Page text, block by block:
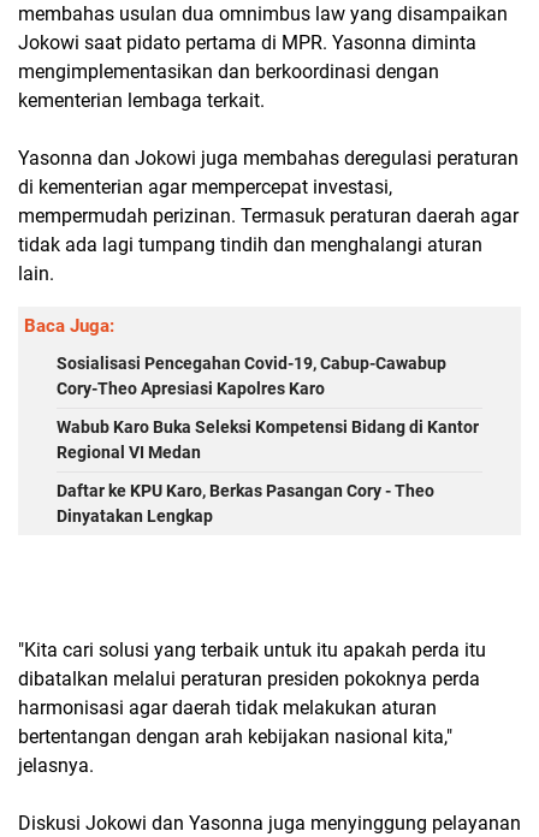
membahas usulan dua omnimbus law yang disampaikan
Jokowi saat pidato pertama di MPR. Yasonna diminta
mengimplementasikan dan berkoordinasi dengan
kementerian lembaga terkait.
Yasonna dan Jokowi juga membahas deregulasi peraturan
di kementerian agar mempercepat investasi,
mempermudah perizinan. Termasuk peraturan daerah agar
tidak ada lagi tumpang tindih dan menghalangi aturan
lain.
Baca Juga:
Sosialisasi Pencegahan Covid-19, Cabup-Cawabup
Cory-Theo Apresiasi Kapolres Karo
Wabub Karo Buka Seleksi Kompetensi Bidang di Kantor
Regional VI Medan
Daftar ke KPU Karo, Berkas Pasangan Cory - Theo
Dinyatakan Lengkap
"Kita cari solusi yang terbaik untuk itu apakah perda itu
dibatalkan melalui peraturan presiden pokoknya perda
harmonisasi agar daerah tidak melakukan aturan
bertentangan dengan arah kebijakan nasional kita,"
jelasnya.
Diskusi Jokowi dan Yasonna juga menyinggung pelayanan